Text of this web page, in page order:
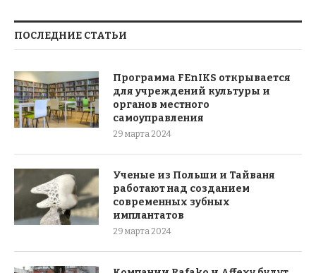
ПОСЛЕДНИЕ СТАТЬИ
Программа FEnIKS открывается
для учреждений культуры и
органов местного
самоуправления
29 марта 2024
Ученые из Польши и Тайваня
работают над созданием
современных зубных
имплантатов
29 марта 2024